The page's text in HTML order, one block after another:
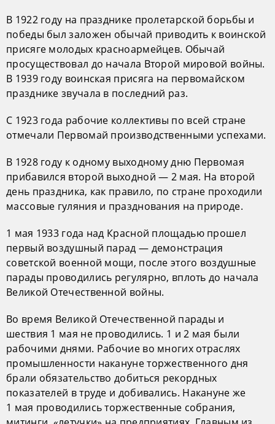
В 1922 году на празднике пролетарской борьбы и
победы был заложен обычай приводить к воинской
присяге молодых красноармейцев. Обычай
просуществовал до начала Второй мировой войны.
В 1939 году воинская присяга на первомайском
празднике звучала в последний раз.
С 1923 года рабочие коллективы по всей стране
отмечали Первомай производственными успехами.
В 1928 году к одному выходному дню Первомая
прибавился второй выходной — 2 мая. На второй
день праздника, как правило, по стране проходили
массовые гуляния и празднования на природе.
1 мая 1933 года над Красной площадью прошел
первый воздушный парад — демонстрация
советской военной мощи, после этого воздушные
парады проводились регулярно, вплоть до начала
Великой Отечественной войны.
Во время Великой Отечественной парады и
шествия 1 мая не проводились. 1 и 2 мая были
рабочими днями. Рабочие во многих отраслях
промышленности накануне торжественного дня
брали обязательство добиться рекордных
показателей в труде и добивались. Накануне же
1 мая проводились торжественные собрания,